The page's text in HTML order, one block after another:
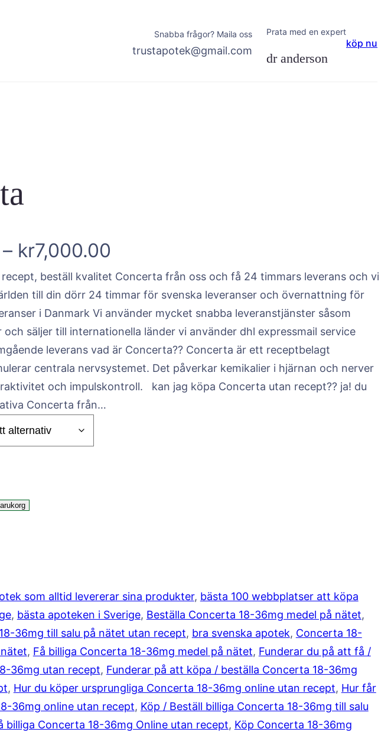
Snabba frågor? Maila oss
trustapotek@gmail.com
Prata med en expert
dr anderson
köp nu
– kr7,000.00
r
i
s
i
l
l
:
k
beställ kvalitet Concerta från oss och få 24 timmars leverans och vi
till din dörr 24 timmar för svenska leveranser och övernattning för
i Danmark Vi använder mycket snabba leveranstjänster såsom
och säljer till internationella länder vi använder dhl expressmail service
leverans vad är Concerta?? Concerta är ett receptbelagt
centrala nervsystemet. Det påverkar kemikalier i hjärnan och nerver
och impulskontroll. kan jag köpa Concerta utan recept?? ja! du
Concerta från…
som alltid levererar sina produkter, bästa 100 webbplatser att köpa
, bästa apoteken i Sverige, Beställa Concerta 18-36mg medel på nätet
36mg till salu på nätet utan recept, bra svenska apotek, Concerta 18-
, Få billiga Concerta 18-36mg medel på nätet, Funderar du på att få /
36mg utan recept, Funderar på att köpa / beställa Concerta 18-36mg
, Hur du köper ursprungliga Concerta 18-36mg online utan recept, Hur får
36mg online utan recept, Köp / Beställ billiga Concerta 18-36mg till salu
billiga Concerta 18-36mg Online utan recept, Köp Concerta 18-36mg